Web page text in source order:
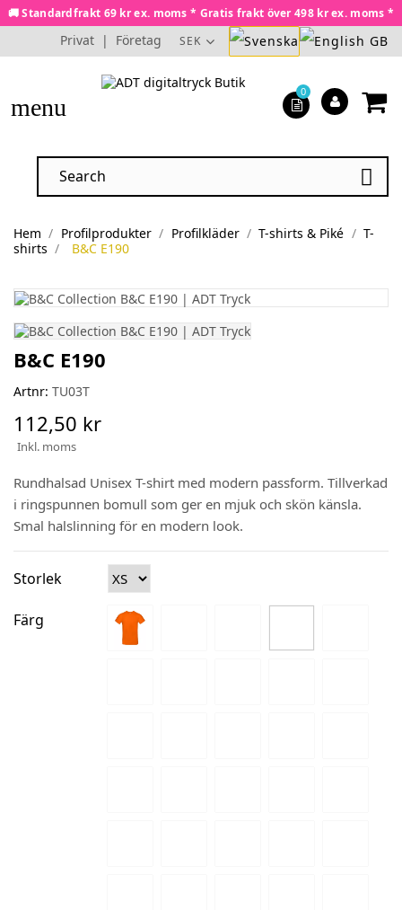
🚚 Standardfrakt 69 kr ex. moms * Gratis frakt över 498 kr ex. moms *
Privat | Företag SEK
menu

0
Hem Profilprodukter Profilkläder T-shirts & Piké
T-
shirts
B&C E190
B&C E190
Artnr: TU03T
112,50 kr
Inkl. moms
Rundhalsad Unisex T-shirt med modern passform. Tillverkad
i ringspunnen bomull som ger en mjuk och skön känsla.
Smal halslinning för en modern look.
Storlek
Färg